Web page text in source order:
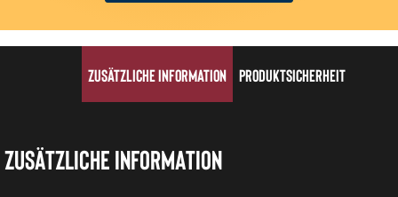
Zusätzliche Information Produktsicherheit
Zusätzliche Information